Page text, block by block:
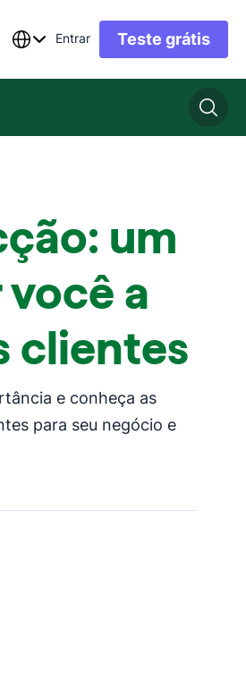
Entrar Teste grátis
um
a
clientes
e conheça as
para seu negócio e